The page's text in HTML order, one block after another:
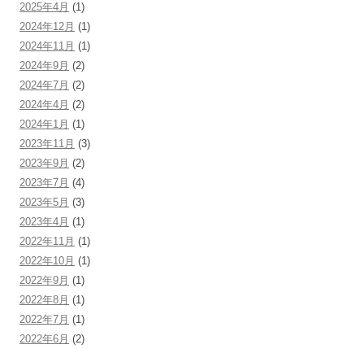
2025年4月 (1)
2024年12月 (1)
2024年11月 (1)
2024年9月 (2)
2024年7月 (2)
2024年4月 (2)
2024年1月 (1)
2023年11月 (3)
2023年9月 (2)
2023年7月 (4)
2023年5月 (3)
2023年4月 (1)
2022年11月 (1)
2022年10月 (1)
2022年9月 (1)
2022年8月 (1)
2022年7月 (1)
2022年6月 (2)